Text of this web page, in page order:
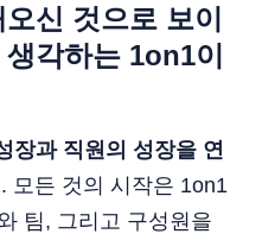
신 것으로 보이
각하는 1on1이
장과 직원의 성장을 연
모든 것의 시작은 1on1
팀, 그리고 구성원을